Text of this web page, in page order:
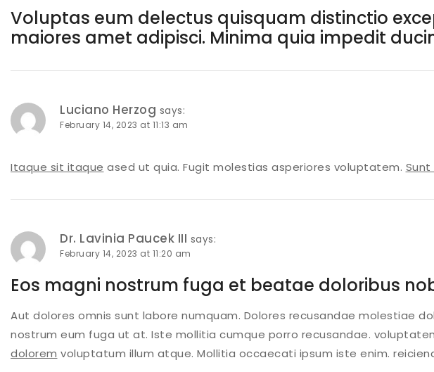
Voluptas eum delectus quisquam distinctio
maiores amet adipisci. Minima quia impedit
Luciano Herzog says:
February 14, 2023 at 11:13 am
Itaque sit itaque ased ut quia. Fugit molestias asperiores voluptatem. Sunt
Dr. Lavinia Paucek III says:
February 14, 2023 at 11:20 am
Eos magni nostrum fuga et beatae doloribus
Aut dolores omnis sunt labore numquam. Dolores recusandae molestiae
nostrum eum fuga ut at. Iste mollitia cumque porro recusandae.
dolorem voluptatum illum atque. Mollitia occaecati ipsum iste enim.